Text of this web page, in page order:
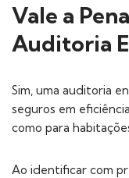
Vale a
Auditoria
Sim, uma auditoria
seguros em
como para
Ao identificar com